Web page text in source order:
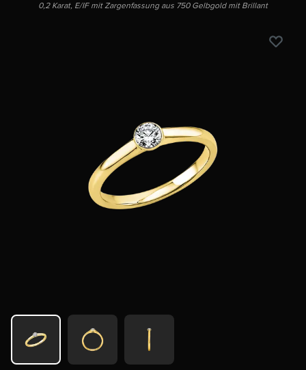
0,2 Karat, E/IF mit Zargenfassung aus 750 Gelbgold mit Brillant